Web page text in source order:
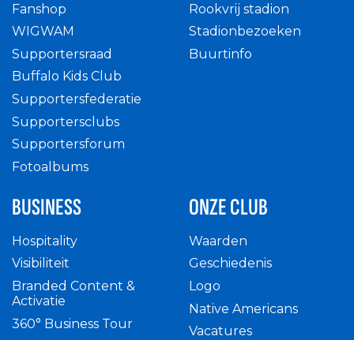
Fanshop
WIGWAM
Supportersraad
Buffalo Kids Club
Supportersfederatie
Supportersclubs
Supportersforum
Fotoalbums
Rookvrij stadion
Stadionbezoeken
Buurtinfo
BUSINESS
Hospitality
Visibiliteit
Branded Content &
Activatie
360° Business Tour
ONZE CLUB
Waarden
Geschiedenis
Logo
Native Americans
Vacatures